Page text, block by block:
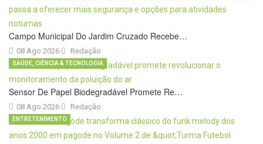
Campo Municipal Do Jardim Cruzado Recebe…
08 Ago 2026 Redação
Sensor De Papel Biodegradável Promete Re…
08 Ago 2026
SAÚDE, CIÊNCIA & TECNOLOGIA
Redação
ENTRETENIMENTO